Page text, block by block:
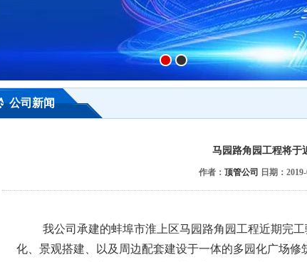
公司新闻
马园路角园工程将于
作者： 顶管公司 日期：
我公司承建的蚌埠市淮上区马园路角园工程近期完
化、景观搭建、以及周边配套建设于一体的多园化广场修